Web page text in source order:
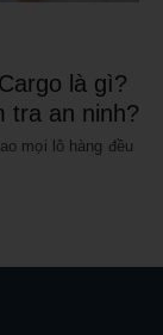
là gì?
tra an ninh?
mọi lô hàng đều